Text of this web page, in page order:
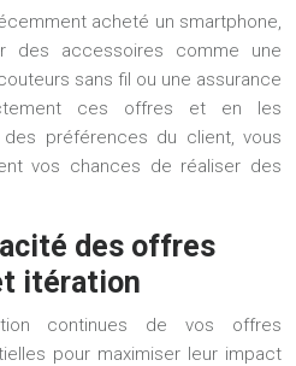
acheté un smartphone,
des accessoires comme une
sans fil ou une assurance
ces offres et en les
préférences du client, vous
vos chances de réaliser des
des offres
itération
continues de vos offres
pour maximiser leur impact